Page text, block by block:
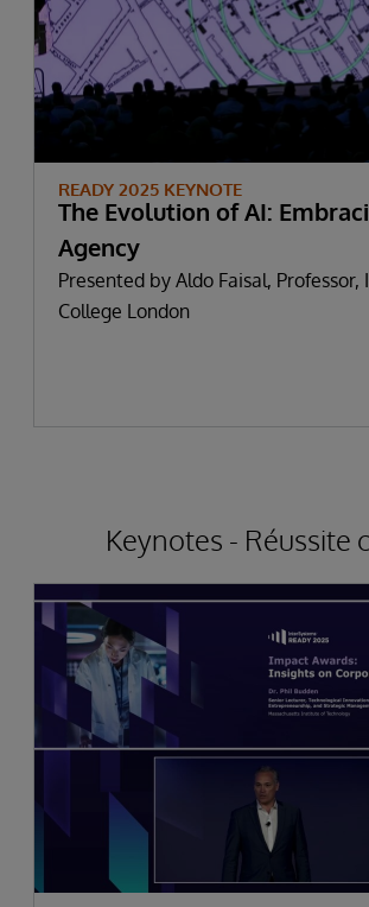
READY 2025 KEYNOTE
The Evolution of AI:
Agency
Presented by Aldo Faisal, Professor,
College London
Keynotes - Réussite